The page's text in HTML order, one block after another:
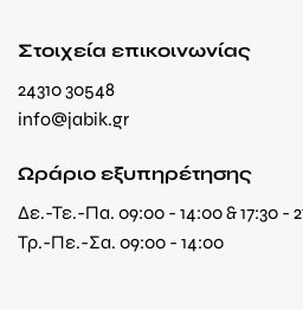
Στοιχεία επικοινωνίας
24310 30548
info@jabik.gr
Ωράριο εξυπηρέτησης
Δε.-Τε.-Πα. 09:00 - 14:00 & 17:30 -
Τρ.-Πε.-Σα. 09:00 - 14:00